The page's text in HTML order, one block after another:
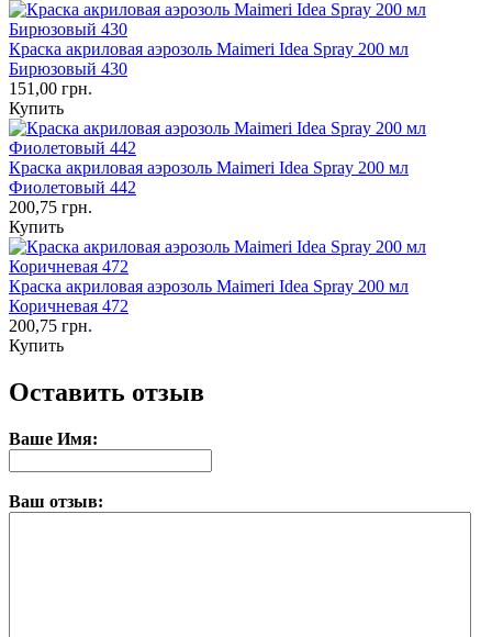
Краска акриловая аэрозоль Maimeri Idea Spray 200 мл
Бирюзовый 430
151,00 грн.
Купить
Краска акриловая аэрозоль Maimeri Idea Spray 200 мл
Фиолетовый 442
200,75 грн.
Купить
Краска акриловая аэрозоль Maimeri Idea Spray 200 мл
Коричневая 472
200,75 грн.
Купить
Оставить отзыв
Ваше Имя:
Ваш отзыв: